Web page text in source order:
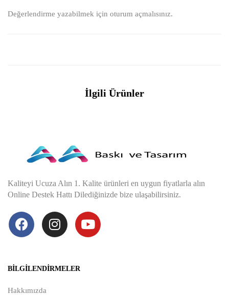
Değerlendirme yazabilmek için oturum açmalısınız.
İlgili Ürünler
Kaliteyi Ucuza Alın 1. Kalite ürünleri en uygun fiyatlarla alın
Online Destek Hattı Dilediğinizde bize ulaşabilirsiniz.
BILGILENDIRMELER
Hakkımızda